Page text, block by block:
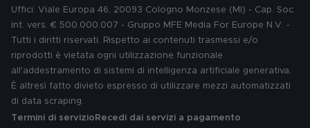
Uffici: Viale Europa 46, 20093 Cologno Monzese (MI) - Cap. Soc.
int. vers. € 500.000.007 - Gruppo MFE Media For Europe N.V. -
Tutti i diritti riservati. Rispetto ai contenuti trasmessi e/o
riprodotti è vietata ogni utilizzazione funzionale
all'addestramento di sistemi di intelligenza artificiale generativa.
È altresì fatto divieto espresso di utilizzare mezzi automatizzati
di data scraping.
Termini di servizio Recedi dai servizi a pagamento